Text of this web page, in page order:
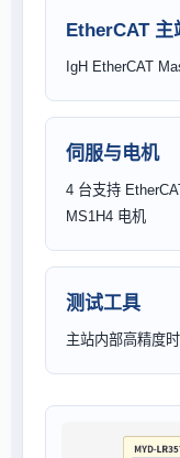
EtherCAT 主
IgH EtherCAT
伺服与电机
4 台支持
MS1H4 电机
测试工具
主站内部高精度